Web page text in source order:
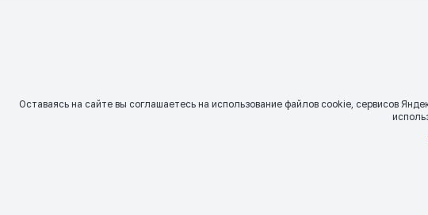
Оставаясь на сайте вы соглашаетесь на использование файлов сookie, сервисов